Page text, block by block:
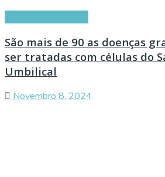
São mais de 90 as doenças
ser tratadas com células do
Umbilical
Novembro 8, 2024